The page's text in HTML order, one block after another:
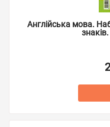
Англійська мова.